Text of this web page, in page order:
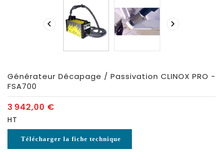
 
Générateur Décapage / Passivation CLINOX PRO -
FSA700
3 942,00 €
HT
Télécharger la fiche technique